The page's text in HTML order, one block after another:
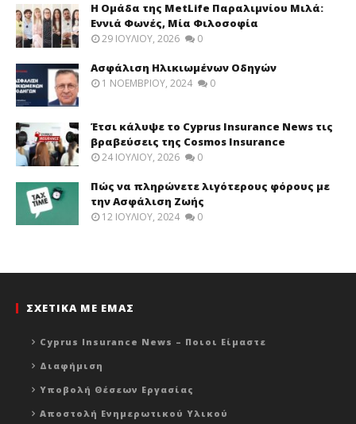
Η Ομάδα της MetLife Παραλιμνίου Μιλά:
Εννιά Φωνές, Μία Φιλοσοφία
29 ΙΟΥΛΊΟΥ, 2026 0
Ασφάλιση Ηλικιωμένων Οδηγών
1 ΝΟΕΜΒΡΊΟΥ, 2024 0
Έτσι κάλυψε το Cyprus Insurance News τις
βραβεύσεις της Cosmos Insurance
24 ΙΟΥΛΊΟΥ, 2026 0
Πώς να πληρώνετε λιγότερους φόρους με
την Ασφάλιση Ζωής
12 ΙΟΥΛΊΟΥ, 2024 0
ΣΧΕΤΙΚΑ ΜΕ ΕΜΑΣ
Cyprus Insurance News – Ποιοι Είμαστε
Διαφήμιση
Υποβολή Θέσεων Εργασίας
Αποστολή Ενημερωτικού Υλικού